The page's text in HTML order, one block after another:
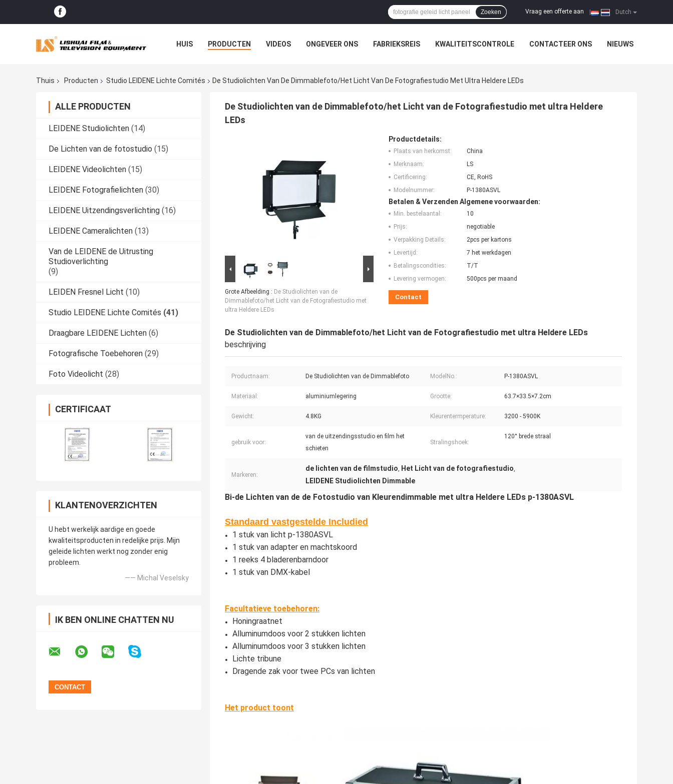
Dutch
Vraag een offerte aan
Zoeken
HUIS PRODUCTEN VIDEOS ONGEVEER ONS FABRIEKSREIS KWALITEITSCONTROLE CONTACTEER ONS NIEUWS
Thuis
Producten Studio LEIDENE Lichte Comités De Studiolichten Van De Dimmablefoto/het Licht Van De Fotografiestudio Met Ultra Heldere LEDs
ALLE PRODUCTEN
LEIDENE Studiolichten (14)
De Lichten van de fotostudio (15)
LEIDENE Videolichten (15)
LEIDENE Fotografielichten (30)
LEIDENE Uitzendingsverlichting (16)
LEIDENE Cameralichten (13)
Van de LEIDENE de Uitrusting
Studioverlichting
(9)
LEIDEN Fresnel Licht (10)
Studio LEIDENE Lichte Comités (41)
Draagbare LEIDENE Lichten (6)
Fotografische Toebehoren (29)
Foto Videolicht (28)
CERTIFICAAT
KLANTENOVERZICHTEN
U hebt werkelijk aardige en goede
kwaliteitsproducten in redelijke prijs. Mijn
geleide lichten werkt nog zonder enig
probleem.
—— Michal Veselsky
IK BEN ONLINE CHATTEN NU
De Studiolichten van de Dimmablefoto/het Licht van de Fotografiestudio met ultra Heldere
LEDs
Grote Afbeelding : De Studiolichten van de
Dimmablefoto/het Licht van de Fotografiestudio met
ultra Heldere LEDs
Productdetails:
Plaats van herkomst:
China
Merknaam:
LS
Certificering:
CE, RoHS
Modelnummer:
P-1380ASVL
Betalen & Verzenden Algemene voorwaarden:
Min. bestelaantal:
10
Prijs:
negotiable
Verpakking Details:
2pcs per kartons
Levertijd:
7 het werkdagen
Betalingscondities:
T/T
Levering vermogen:
500pcs per maand
Contact
De Studiolichten van de Dimmablefoto/het Licht van de Fotografiestudio met ultra Heldere LEDs
beschrijving
Productnaam: De Studiolichten van de Dimmablefoto ModelNo.: P-1380ASVL
Materiaal: aluminiumlegering Grootte: 63.7×33.5×7.2cm
Gewicht: 4.8KG Kleurentermperature: 3200 - 5900K
gebruik voor:
van de uitzendingsstudio en film het
schieten
Stralingshoek:
120° brede straal
Markeren:
de lichten van de filmstudio, Het Licht van de fotografiestudio,
LEIDENE Studiolichten Dimmable
Bi-de Lichten van de de Fotostudio van Kleurendimmable met ultra Heldere LEDs p-1380ASVL
Standaard vastgestelde Includied
1 stuk van licht p-1380ASVL
1 stuk van adapter en machtskoord
1 reeks 4 bladerenbarndoor
1 stuk van DMX-kabel
Facultatieve toebehoren:
Honingraatnet
Alluminumdoos voor 2 stukken lichten
Alluminumdoos voor 3 stukken lichten
Lichte tribune
Dragende zak voor twee PCs van lichten
Het product toont